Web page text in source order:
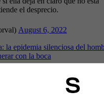
el desprecio.
August 6, 2022
la epidemia silenciosa del
con la boca